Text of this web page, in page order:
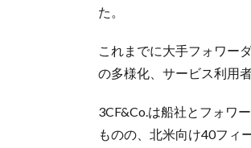
た。
これまでに大手フォワー
の多様化、サービス利用
3CF&Co.は船社とフォワ
ものの、北米向け40フィ